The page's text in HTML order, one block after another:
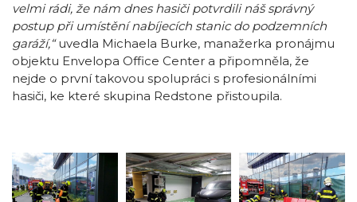
velmi rádi, že nám dnes hasiči potvrdili náš správný
postup při umístění nabíjecích stanic do podzemních
garáží,“uvedla Michaela Burke, manažerka pronájmu
objektu Envelopa Office Center a připomněla, že
nejde o první takovou spolupráci s profesionálními
hasiči, ke které skupina Redstone přistoupila.